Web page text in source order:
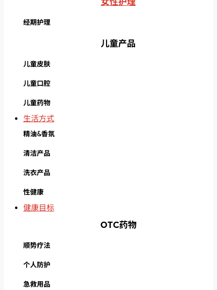
经期护理
儿童产品
儿童皮肤
儿童口腔
儿童药物
生活方式
精油&香氛
清洁产品
洗衣产品
性健康
健康目标
OTC药物
顺势疗法
个人防护
急救用品